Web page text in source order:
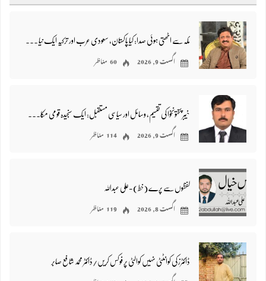
اگست 9, 2026 60 مناظر
اگست 9, 2026 114 مناظر
لفظوں سے پرے (خط)-علی عبداللہ
اگست 8, 2026 119 مناظر
ڈاکٹرز کی کوانٹٹی نہیں کوالٹی پر فوکس کریں/ڈاکٹر محمد شافع صابر